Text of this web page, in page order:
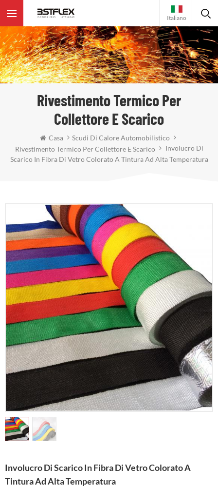
Italiano
Rivestimento Termico Per
Collettore E Scarico
Casa
Scudi Di Calore Automobilistico
Rivestimento Termico Per Collettore E Scarico
Involucro Di
Scarico In Fibra Di Vetro Colorato A Tintura Ad Alta Temperatura
Involucro Di Scarico In Fibra Di Vetro Colorato A
Tintura Ad Alta Temperatura